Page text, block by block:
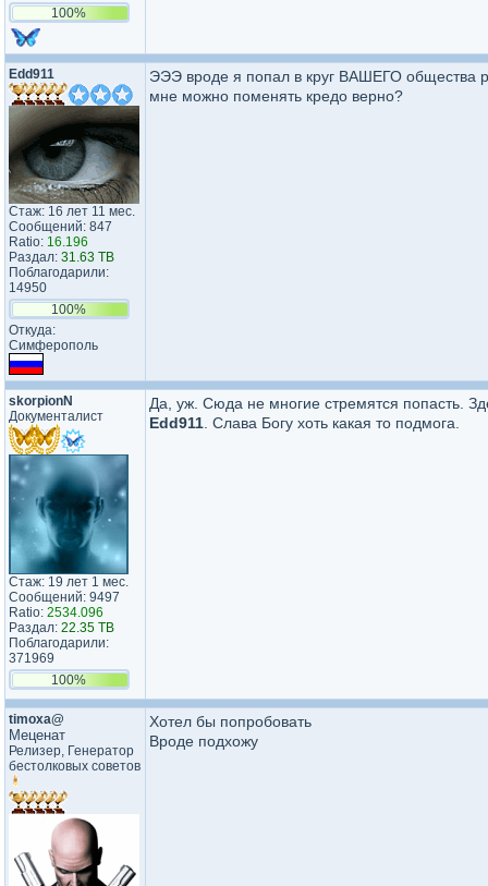
100%
Edd911
Стаж: 16 лет 11 мес.
Сообщений: 847
Ratio: 16.196
Раздал: 31.63 TB
Поблагодарили:
14950
100%
Откуда:
Симферополь
ЭЭЭ вроде я попал в круг ВАШЕГО общества
мне можно поменять кредо верно?
skorpionN
Документалист
Стаж: 19 лет 1 мес.
Сообщений: 9497
Ratio: 2534.096
Раздал: 22.35 TB
Поблагодарили:
371969
100%
Да, уж. Сюда не многие стремятся попасть.
Edd911 . Слава Богу хоть какая то подмога.
timoxa@
Меценат
Релизер, Генератор
бестолковых советов
Хотел бы попробовать
Вроде подхожу